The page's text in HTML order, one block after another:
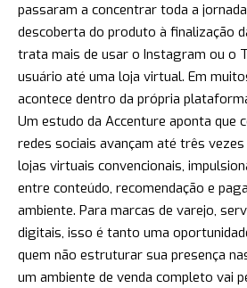
passaram a concentrar toda a
descoberta do produto à finalização
trata mais de usar o Instagram ou o
usuário até uma loja virtual. Em
acontece dentro da própria
Um estudo da Accenture aponta que
redes sociais avançam até três
lojas virtuais convencionais,
entre conteúdo, recomendação e
ambiente. Para marcas de varejo,
digitais, isso é tanto uma
quem não estruturar sua presença
um ambiente de venda completo vai